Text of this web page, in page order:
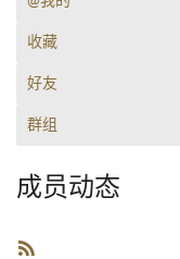
收藏
好友
群组
成员动态